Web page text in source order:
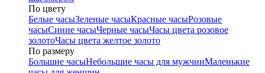
По цвету
Белые часыЗеленые часыКрасные часыРозовые
часыСиние часыЧерные часыЧасы цвета розовое
золотоЧасы цвета желтое золото
По размеру
Большие часыНебольшие часы для мужчинМаленькие